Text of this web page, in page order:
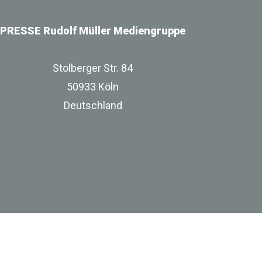
PRESSE Rudolf Müller Mediengruppe
Stolberger Str. 84
50933 Köln
Deutschland